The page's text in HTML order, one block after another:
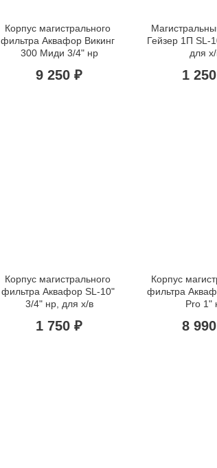
Корпус магистрального
фильтра Аквафор Викинг
300 Миди 3/4" нр
9 250 ₽
Гейзер 1П SL-
для
1
Корпус магистрального
фильтра Аквафор SL-10"
3/4" нр, для х/в
1 750 ₽
Корпус
фильтра
Pro 1"
8